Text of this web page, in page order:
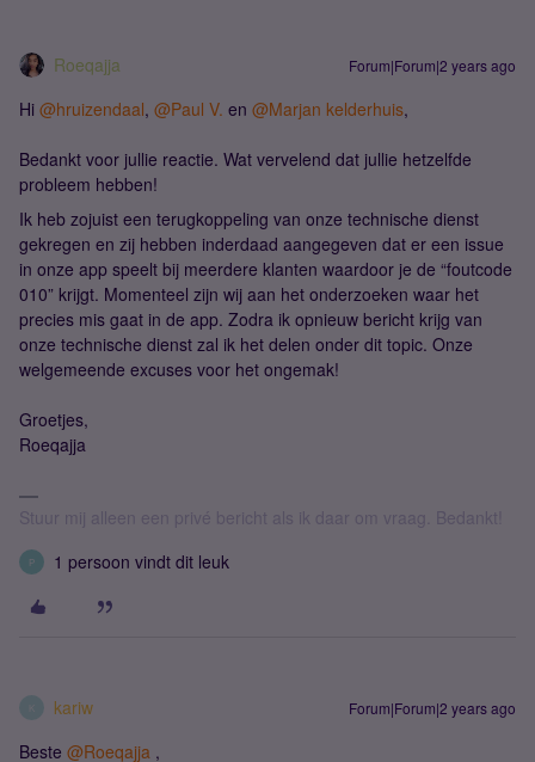
Roeqajja Forum|Forum|2 years ago
Hi @hruizendaal, @Paul V. en @Marjan kelderhuis,
Bedankt voor jullie reactie. Wat vervelend dat jullie hetzelfde
probleem hebben!
Ik heb zojuist een terugkoppeling van onze technische dienst
gekregen en zij hebben inderdaad aangegeven dat er een issue
in onze app speelt bij meerdere klanten waardoor je de “foutcode
010” krijgt. Momenteel zijn wij aan het onderzoeken waar het
precies mis gaat in de app. Zodra ik opnieuw bericht krijg van
onze technische dienst zal ik het delen onder dit topic. Onze
welgemeende excuses voor het ongemak!
Groetjes,
Roeqajja
Stuur mij alleen een privé bericht als ik daar om vraag. Bedankt!
P 1 persoon vindt dit leuk
kariw Forum|Forum|2 years ago
Beste @Roeqajja ,